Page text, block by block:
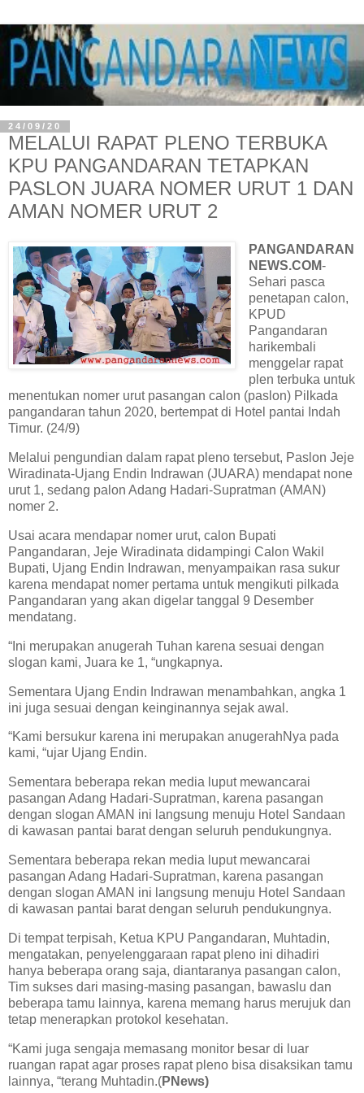
24/09/20
MELALUI RAPAT PLENO TERBUKA
KPU PANGANDARAN TETAPKAN
PASLON JUARA NOMER URUT 1 DAN
AMAN NOMER URUT 2
PANGANDARAN
NEWS.COM-
Sehari pasca
penetapan calon,
KPUD
Pangandaran
harikembali
menggelar rapat
plen terbuka untuk
menentukan nomer urut pasangan calon (paslon) Pilkada
pangandaran tahun 2020, bertempat di Hotel pantai Indah
Timur. (24/9)
Melalui pengundian dalam rapat pleno tersebut, Paslon Jeje
Wiradinata-Ujang Endin Indrawan (JUARA) mendapat none
urut 1, sedang palon Adang Hadari-Supratman (AMAN)
nomer 2.
Usai acara mendapar nomer urut, calon Bupati
Pangandaran, Jeje Wiradinata didampingi Calon Wakil
Bupati, Ujang Endin Indrawan, menyampaikan rasa sukur
karena mendapat nomer pertama untuk mengikuti pilkada
Pangandaran yang akan digelar tanggal 9 Desember
mendatang.
“Ini merupakan anugerah Tuhan karena sesuai dengan
slogan kami, Juara ke 1, “ungkapnya.
Sementara Ujang Endin Indrawan menambahkan, angka 1
ini juga sesuai dengan keinginannya sejak awal.
“Kami bersukur karena ini merupakan anugerahNya pada
kami, “ujar Ujang Endin.
Sementara beberapa rekan media luput mewancarai
pasangan Adang Hadari-Supratman, karena pasangan
dengan slogan AMAN ini langsung menuju Hotel Sandaan
di kawasan pantai barat dengan seluruh pendukungnya.
Sementara beberapa rekan media luput mewancarai
pasangan Adang Hadari-Supratman, karena pasangan
dengan slogan AMAN ini langsung menuju Hotel Sandaan
di kawasan pantai barat dengan seluruh pendukungnya.
Di tempat terpisah, Ketua KPU Pangandaran, Muhtadin,
mengatakan, penyelenggaraan rapat pleno ini dihadiri
hanya beberapa orang saja, diantaranya pasangan calon,
Tim sukses dari masing-masing pasangan, bawaslu dan
beberapa tamu lainnya, karena memang harus merujuk dan
tetap menerapkan protokol kesehatan.
“Kami juga sengaja memasang monitor besar di luar
ruangan rapat agar proses rapat pleno bisa disaksikan tamu
lainnya, “terang Muhtadin.(PNews)